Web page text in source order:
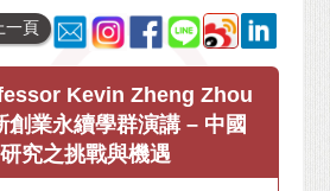
一頁
Kevin Zheng Zhou
創業永續學群演講 – 中國
究之挑戰與機遇